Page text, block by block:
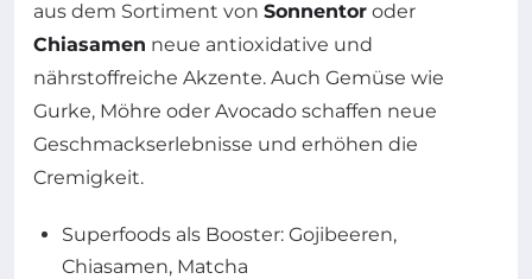
aus dem Sortiment von Sonnentor oder
Chiasamen neue antioxidative und
nährstoffreiche Akzente. Auch Gemüse wie
Gurke, Möhre oder Avocado schaffen neue
Geschmackserlebnisse und erhöhen die
Cremigkeit.
Superfoods als Booster: Gojibeeren,
Chiasamen, Matcha